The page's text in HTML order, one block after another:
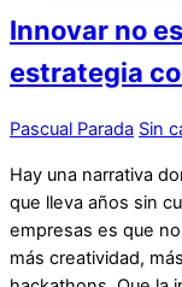
Innovar no
estrategia
Pascual Parada Sin
Hay una narrativa
que lleva años sin
empresas es que
más creatividad,